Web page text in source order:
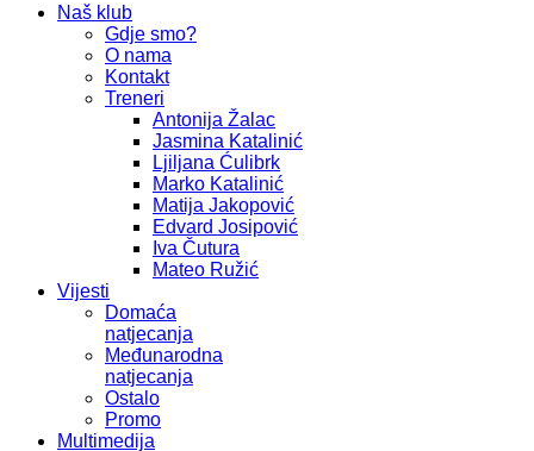
Naš klub
Gdje smo?
O nama
Kontakt
Treneri
Antonija Žalac
Jasmina Katalinić
Ljiljana Ćulibrk
Marko Katalinić
Matija Jakopović
Edvard Josipović
Iva Čutura
Mateo Ružić
Vijesti
Domaća
natjecanja
Međunarodna
natjecanja
Ostalo
Promo
Multimedija